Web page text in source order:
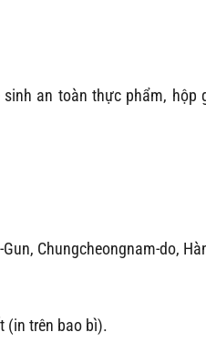
an toàn thực phẩm, hộp
Chungcheongnam-do,
(in trên bao bì).